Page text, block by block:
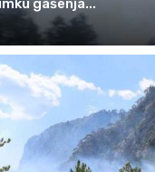
gašenja...